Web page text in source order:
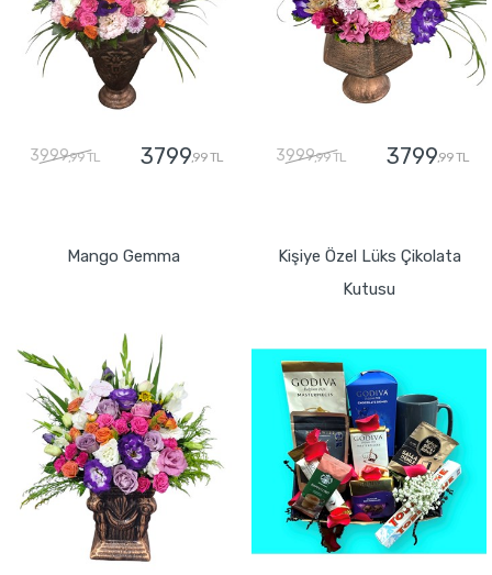
3999,99 TL 3799,99 TL 3999,99 TL 3799,99 TL
Mango Gemma
Kişiye Özel Lüks Çikolata
Kutusu